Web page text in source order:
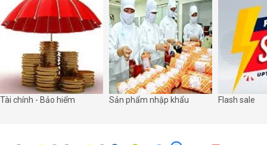
Tài chính - Bảo hiểm Sản phẩm nhập khẩu Flash sale